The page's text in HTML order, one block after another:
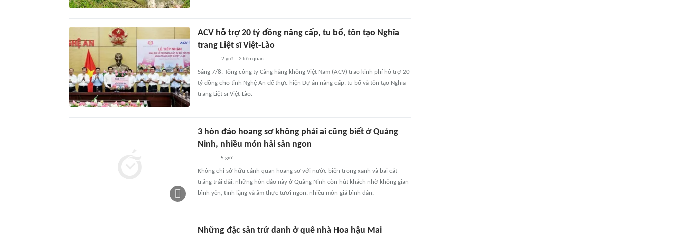
ACV hỗ trợ 20 tỷ đồng nâng cấp, tu bổ, tôn tạo Nghĩa
trang Liệt sĩ Việt-Lào
2 giờ 2 liên quan
Sáng 7/8, Tổng công ty Cảng hàng không Việt Nam (ACV) trao kinh phí hỗ trợ 20
tỷ đồng cho tỉnh Nghệ An để thực hiện Dự án nâng cấp, tu bổ và tôn tạo Nghĩa
trang Liệt sĩ Việt-Lào.
3 hòn đảo hoang sơ không phải ai cũng biết ở Quảng
Ninh, nhiều món hải sản ngon
5 giờ
Không chỉ sở hữu cảnh quan hoang sơ với nước biển trong xanh và bãi cát
trắng trải dài, những hòn đảo này ở Quảng Ninh còn hút khách nhờ không gian
bình yên, tĩnh lặng và ẩm thực tươi ngon, nhiều món giá bình dân.
Những đặc sản trứ danh ở quê nhà Hoa hậu Mai